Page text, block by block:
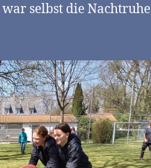
selbst die Nachtruhe